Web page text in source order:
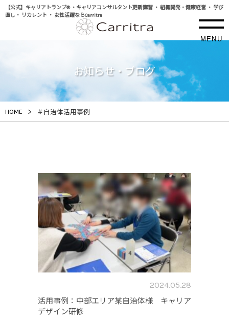
【公式】キャリアトランプ® ・キャリアコンサルタント更新講習 ・ 組織開発・健康経営 ・ 学び
直し・ リカレント ・ 女性活躍ならCarritra
MENU
お知らせ・ブログ
HOME > ＃自治体活用事例
2024.05.28
活用事例：中部エリア某自治体様 キャリア
デザイン研修